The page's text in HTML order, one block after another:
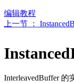
编辑教程
上一节 ：
InterleavedBuffer 的